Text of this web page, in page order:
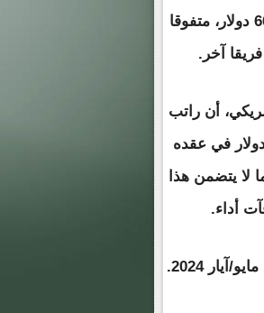
بإجمالي 20 مليونا و446 ألفا و667 دولار، متفوقا
أن راتب
12 مليون دولار في عقده
بينما لا يتضمن هذا
أداء.